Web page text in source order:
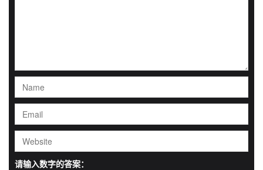
请输入数字的答案：